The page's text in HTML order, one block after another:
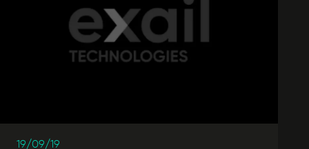
19/09/19